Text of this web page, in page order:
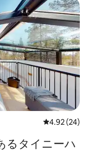
レビュー24
4.92 (24)
るタイニーハ